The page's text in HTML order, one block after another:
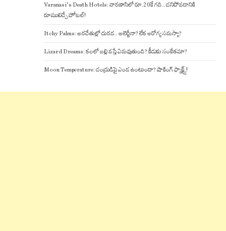
Varanasi’s Death Hotels: వారణాసిలో రూ.20కే గది.. చనిపోవడానికి
రూములిచ్చే హోటల్!
Itchy Palms: అరచేతుల్లో దురద.. అలెర్జీనా? లేక ఆరోగ్య సమస్యా?
Lizard Dreams: కలలో బల్లి వస్తే ఏమవుతుంది? కీడుకు సంకేతమా?
Moon Temperature: చంద్రుడిపై ఎండ ఉంటుందా? షాకింగ్ ఫ్యాక్ట్స్!